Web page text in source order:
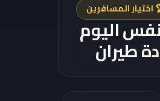
اختيار المسافرين
اليوم
طيران